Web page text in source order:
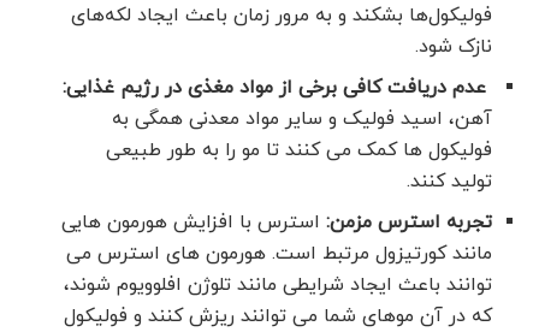
فولیکول‌ها بشکند و به مرور زمان باعث ایجاد لکه‌های
نازک شود.
عدم دریافت کافی برخی از مواد مغذی در رژیم غذایی:
آهن، اسید فولیک و سایر مواد معدنی همگی به
فولیکول ها کمک می کنند تا مو را به طور طبیعی
تولید کنند.
تجربه استرس مزمن: استرس با افزایش هورمون هایی
مانند کورتیزول مرتبط است. هورمون های استرس می
توانند باعث ایجاد شرایطی مانند تلوژن افلوویوم شوند،
که در آن موهای شما می توانند ریزش کنند و فولیکول